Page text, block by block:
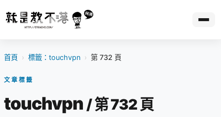
首頁 › 標籤：touchvpn › 第 732 頁
文章標籤
touchvpn / 第 732 頁